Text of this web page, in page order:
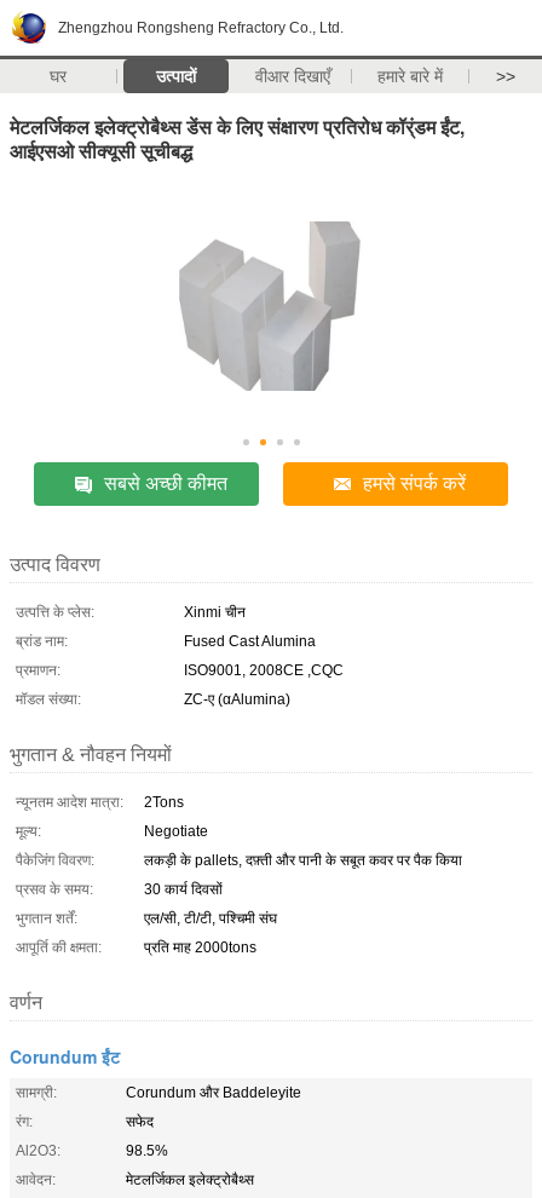
Zhengzhou Rongsheng Refractory Co., Ltd.
घर उत्पादों वीआर दिखाएँ हमारे बारे में >>
मेटलर्जिकल इलेक्ट्रोबैथ्स डेंस के लिए संक्षारण प्रतिरोध कॉर्ंडम ईंट,
आईएसओ सीक्यूसी सूचीबद्ध
सबसे अच्छी कीमत हमसे संपर्क करें
उत्पाद विवरण
उत्पत्ति के प्लेस:
Xinmi चीन
ब्रांड नाम:
Fused Cast Alumina
प्रमाणन:
ISO9001, 2008CE ,CQC
मॉडल संख्या:
ZC-ए (αAlumina)
भुगतान & नौवहन नियमों
न्यूनतम आदेश मात्रा:
2Tons
मूल्य:
Negotiate
पैकेजिंग विवरण:
लकड़ी के pallets, दफ़्ती और पानी के सबूत कवर पर पैक किया
प्रसव के समय:
30 कार्य दिवसों
भुगतान शर्तें:
एल/सी, टी/टी, पश्चिमी संघ
आपूर्ति की क्षमता:
प्रति माह 2000tons
वर्णन
Corundum ईंट
सामग्री:
Corundum और Baddeleyite
रंग:
सफेद
Al2O3:
98.5%
आवेदन:
मेटलर्जिकल इलेक्ट्रोबैथ्स